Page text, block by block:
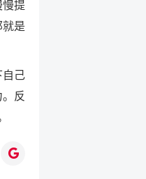
提
是
己
反